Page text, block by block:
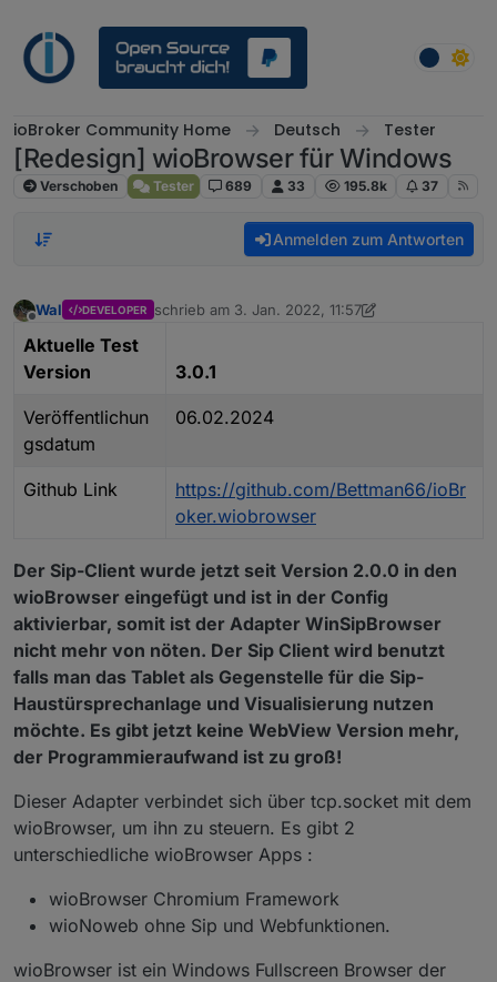
ioBroker Community Home Deutsch Tester
[Redesign] wioBrowser für Windows
Verschoben Tester 689 33 195.8k 37
Anmelden zum Antworten
Wal DEVELOPER schrieb am 3. Jan. 2022, 11:57
zuletzt editiert von Wal
Aktuelle Test
Version
3.0.1
Veröffentlichun
gsdatum
06.02.2024
Github Link
https://github.com/Bettman66/ioBr
oker.wiobrowser
Der Sip-Client wurde jetzt seit Version 2.0.0 in den
wioBrowser eingefügt und ist in der Config
aktivierbar, somit ist der Adapter WinSipBrowser
nicht mehr von nöten. Der Sip Client wird benutzt
falls man das Tablet als Gegenstelle für die Sip-
Haustürsprechanlage und Visualisierung nutzen
möchte. Es gibt jetzt keine WebView Version mehr,
der Programmieraufwand ist zu groß!
Dieser Adapter verbindet sich über tcp.socket mit dem
wioBrowser, um ihn zu steuern. Es gibt 2
unterschiedliche wioBrowser Apps :
wioBrowser Chromium Framework
wioNoweb ohne Sip und Webfunktionen.
wioBrowser ist ein Windows Fullscreen Browser der